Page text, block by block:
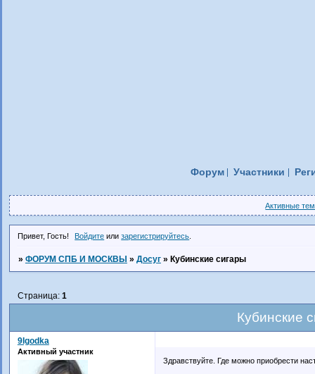
Форум Участники
Активные
Привет, Гость! Войдите илизарегистрируйтесь
» ФОРУМ СПБ И МОСКВЫ » Досуг » Кубинские сигары
Кубинские
Страница: 1
9Igodka
Активный участник
Здравствуйте. Где можно приобрести